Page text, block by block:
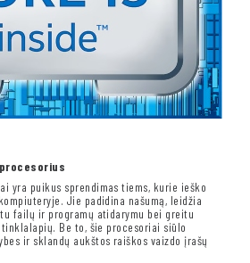
yra puikus sprendimas tiems, kurie ieško
Jie padidina našumą, leidžia
failų ir programų atidarymu bei greitu
Be to, šie procesoriai siūlo
ir sklandų aukštos raiškos vaizdo įrašų